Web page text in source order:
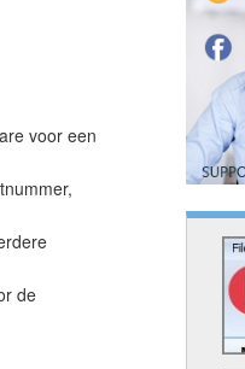
voor een
de